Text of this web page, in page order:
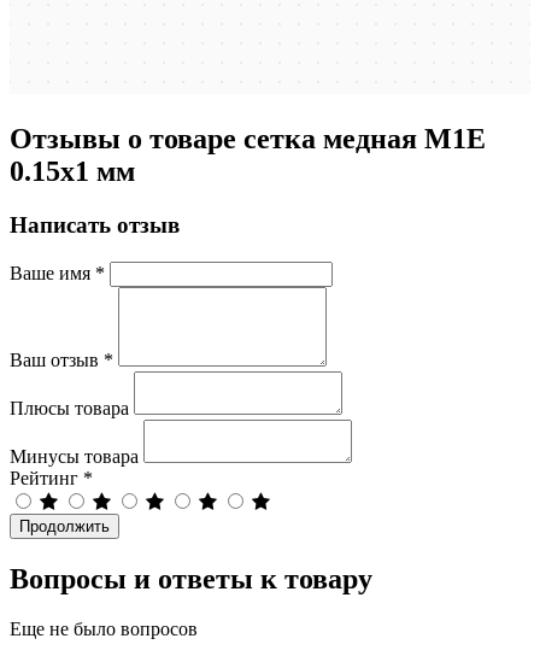
Отзывы о товаре сетка медная М1Е
0.15х1 мм
Написать отзыв
Ваше имя *
Ваш отзыв *
Плюсы товара
Минусы товара
Рейтинг *
Продолжить
Вопросы и ответы к товару
Еще не было вопросов